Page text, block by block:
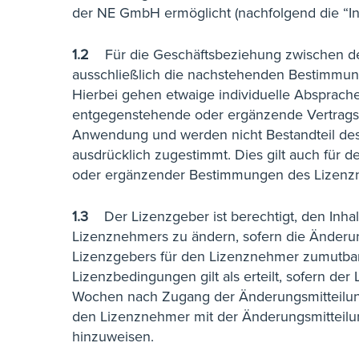
der NE GmbH ermöglicht (nachfolgend die
1.2 Für die Geschäftsbeziehung zwischen
ausschließlich die nachstehenden
Hierbei gehen etwaige individuelle
entgegenstehende oder ergänzende
Anwendung und werden nicht Bestandteil
ausdrücklich zugestimmt. Dies gilt auch für
oder ergänzender Bestimmungen des
1.3 Der Lizenzgeber ist berechtigt, den
Lizenznehmers zu ändern, sofern die
Lizenzgebers für den Lizenznehmer
Lizenzbedingungen gilt als erteilt, sofern
Wochen nach Zugang der
den Lizenznehmer mit der
hinzuweisen.